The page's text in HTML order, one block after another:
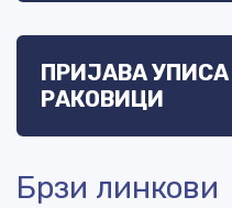
ПРИЈАВА
РАКОВИЦИ
Брзи линкови